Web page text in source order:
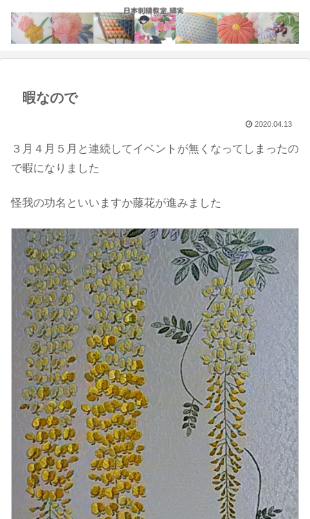
暇なので
2020.04.13
３月４月５月と連続してイベントが無くなってしまったの
で暇になりました
怪我の功名といいますか藤花が進みました